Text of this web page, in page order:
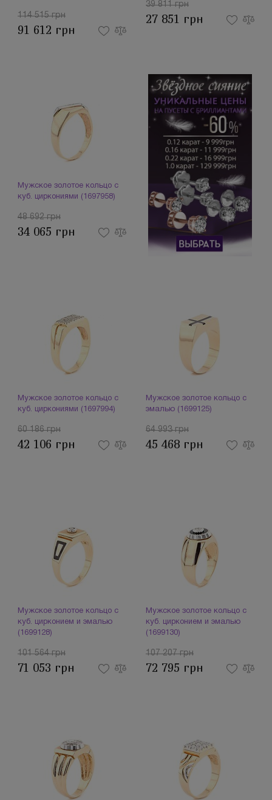
114 515 грн
91 612 грн
39 811 грн
27 851 грн
Мужское золотое кольцо с
куб. циркониями (1697958)
48 692 грн
34 065 грн
Мужское золотое кольцо с
куб. циркониями (1697994)
60 186 грн
42 106 грн
Мужское золотое кольцо с
эмалью (1699125)
64 993 грн
45 468 грн
Мужское золотое кольцо с
куб. цирконием и эмалью
(1699128)
101 564 грн
71 053 грн
Мужское золотое кольцо с
куб. цирконием и эмалью
(1699130)
107 207 грн
72 795 грн